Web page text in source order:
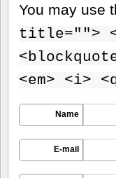
You may use
title="">
<em> <i>
Name
E-mail